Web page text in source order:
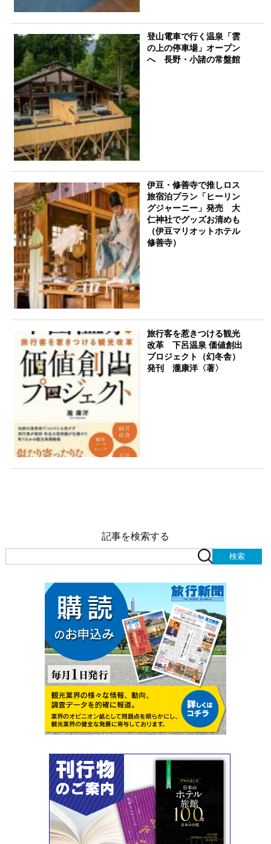
登山電車で行く温泉「雲
の上の停車場」オープン
へ 長野・小諸の常盤館
伊豆・修善寺で推しロス
旅宿泊プラン「ヒーリン
グジャーニー」発売 大
仁神社でグッズお清めも
（伊豆マリオットホテル
修善寺）
旅行客を惹きつける観光
改革 下呂温泉 価値創出
プロジェクト（幻冬舎）
発刊 瀧康洋〈著〉
記事を検索する